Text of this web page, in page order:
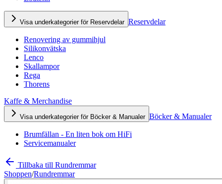
Visa underkategorier för Reservdelar Reservdelar
Renovering av gummihjul
Silikonvätska
Lenco
Skallampor
Rega
Thorens
Kaffe & Merchandise
Visa underkategorier för Böcker & Manualer Böcker & Manualer
Brumfällan - En liten bok om HiFi
Servicemanualer
Tillbaka till Rundremmar
Shoppen/Rundremmar